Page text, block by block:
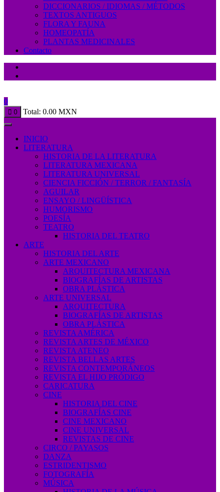
DICCIONARIOS / IDIOMAS / MÉTODOS
TEXTOS ANTIGUOS
FLORA Y FAUNA
HOMEOPATÍA
PLANTAS MEDICINALES
Contacto
0
0 Total: 0.00 MXN
INICIO
LITERATURA
HISTORIA DE LA LITERATURA
LITERATURA MEXICANA
LITERATURA UNIVERSAL
CIENCIA FICCIÓN / TERROR / FANTASÍA
AGUILAR
ENSAYO / LINGÜÍSTICA
HUMORISMO
POESÍA
TEATRO
HISTORIA DEL TEATRO
ARTE
HISTORIA DEL ARTE
ARTE MEXICANO
ARQUITECTURA MEXICANA
BIOGRAFÍAS DE ARTISTAS
OBRA PLÁSTICA
ARTE UNIVERSAL
ARQUITECTURA
BIOGRAFÍAS DE ARTISTAS
OBRA PLÁSTICA
REVISTA AMÉRICA
REVISTA ARTES DE MÉXICO
REVISTA ATENEO
REVISTA BELLAS ARTES
REVISTA CONTEMPORÁNEOS
REVISTA EL HIJO PRÓDIGO
CARICATURA
CINE
HISTORIA DEL CINE
BIOGRAFÍAS CINE
CINE MEXICANO
CINE UNIVERSAL
REVISTAS DE CINE
CIRCO / PAYASOS
DANZA
ESTRIDENTISMO
FOTOGRAFÍA
MÚSICA